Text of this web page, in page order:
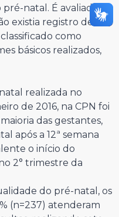
natal. É avaliado
existia registro de
como
básicos realizados,
realizada no
de 2016, na CPN foi
das gestantes,
após a 12ª semana
o início do
2° trimestre da
do pré-natal, os
(n=237) atenderam